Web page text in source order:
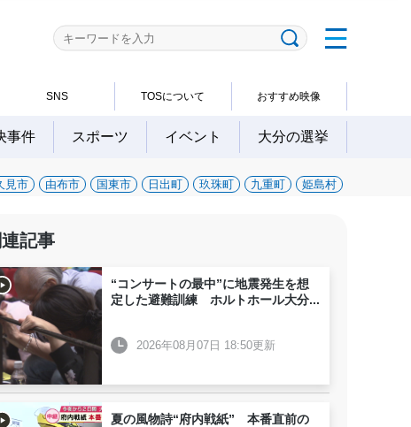
SNS TOSについて おすすめ映像
事件 スポーツ イベント 大分の選挙
見市 由布市 国東市 日出町 玖珠町 九重町 姫島村
連記事
“コンサートの最中”に地震発生を想
定した避難訓練 ホルトホール大分...
2026年08月07日 18:50更新
夏の風物詩“府内戦紙” 本番直前の